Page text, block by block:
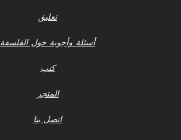
تعليق
أسئلة وأجوبة حول الفلسفة
كتب
المتجر
اتصل بنا